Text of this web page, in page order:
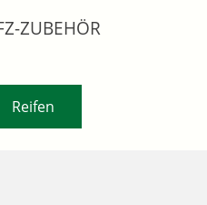
ZUBEHÖR
Reifen